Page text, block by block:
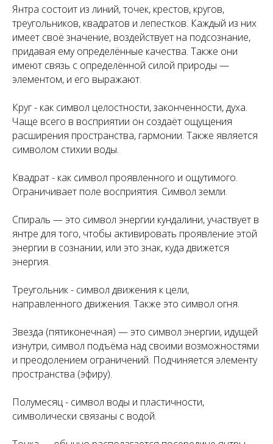
Янтра состоит из линий, точек, крестов, кругов,
треугольников, квадратов и лепестков. Каждый из них
имеет своё значение, воздействует на подсознание,
придавая ему определённые качества. Также они
имеют связь с определённой силой природы —
элементом, и его выражают.
Круг - как символ целостности, законченности, духа.
Чаще всего в восприятии он создаёт ощущения
расширения пространства, гармонии. Также является
символом стихии воды.
Квадрат - как символ проявленного и ощутимого.
Ограничивает поле восприятия. Символ земли.
Спираль — это символ энергии кундалини, участвует в
янтре для того, чтобы активировать проявление этой
энергии в сознании, или это знак, куда движется
энергия.
Треугольник - символ движения к цели,
направленного движения. Также это символ огня.
Звезда (пятиконечная) — это символ энергии, идущей
изнутри, символ подъёма над своими возможностями
и преодолением ограничений. Подчиняется элементу
пространства (эфиру).
Полумесяц - символ воды и пластичности,
символически связаны с водой.